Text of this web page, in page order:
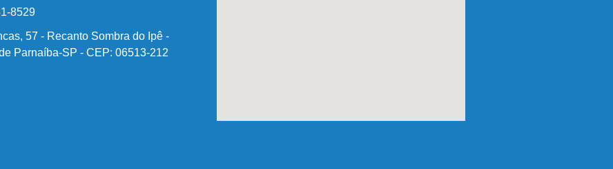
8529
57 - Recanto Sombra do Ipê -
Parnaíba-SP - CEP: 06513-212